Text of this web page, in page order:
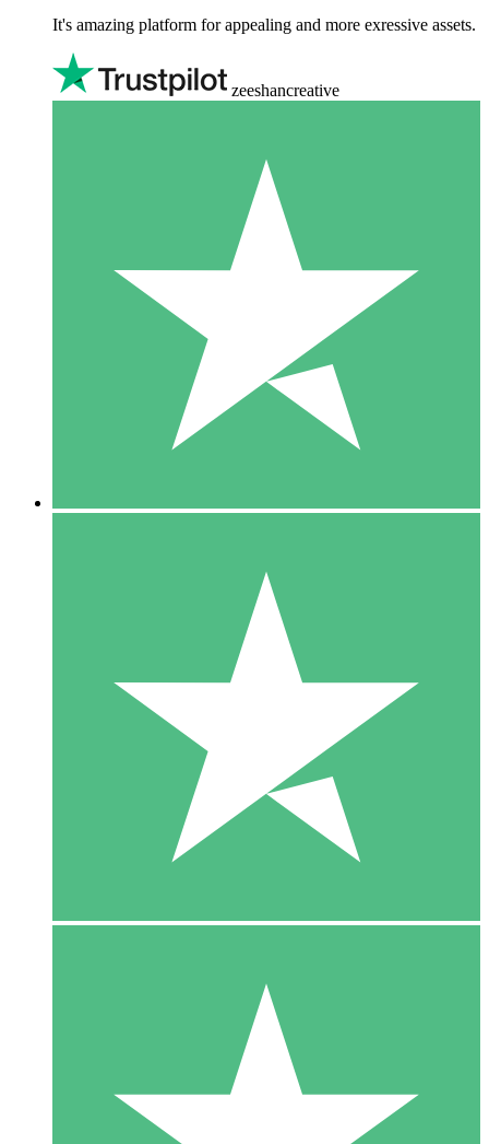
It's amazing platform for appealing and more exressive assets.
zeeshancreative